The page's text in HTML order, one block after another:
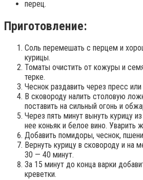
перец.
Приготовление:
Соль перемешать с перцем и
курицы.
Томаты очистить от кожуры и
терке.
Чеснок раздавить через пресс
В сковороду налить столовую
поставить на сильный огонь и
Через пять минут вынуть курицу
нее коньяк и белое вино. Уварить
Добавить помидоры, чеснок,
Вернуть курицу в сковороду и на
30 — 40 минут.
За 15 минут до конца варки
креветки.